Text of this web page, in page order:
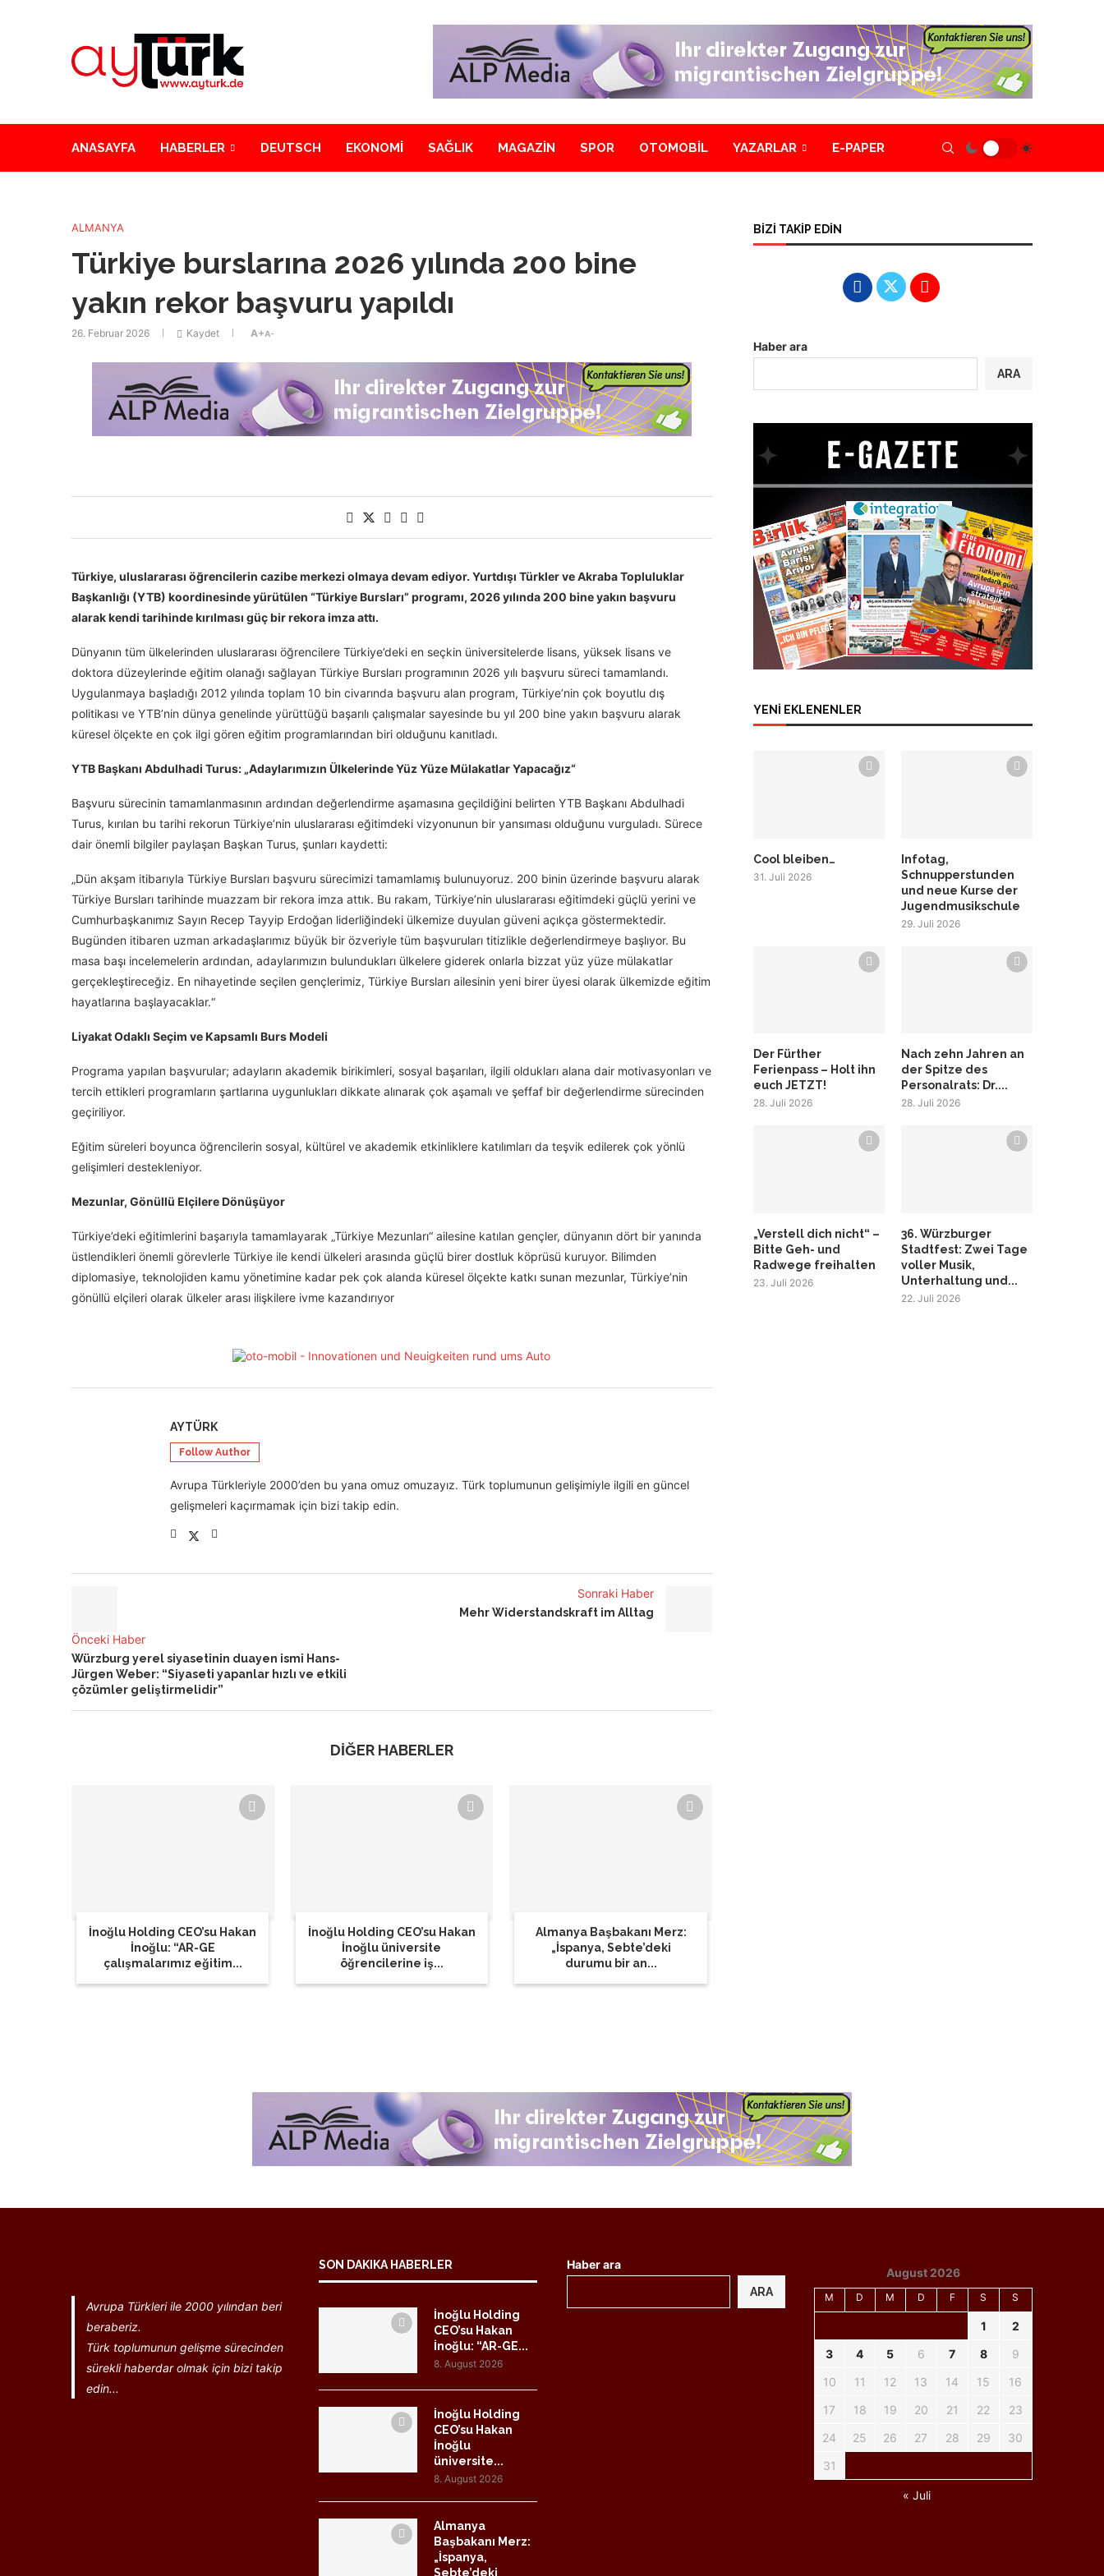
ANASAYFA HABERLER DEUTSCH EKONOMİ SAĞLIK MAGAZİN SPOR OTOMOBİL YAZARLAR E-PAPER
ALMANYA
Türkiye burslarına 2026 yılında 200 bine
yakın rekor başvuru yapıldı
26. Februar 2026 Kaydet A+A-
Türkiye, uluslararası öğrencilerin cazibe merkezi olmaya devam ediyor. Yurtdışı Türkler ve Akraba Topluluklar
Başkanlığı (YTB) koordinesinde yürütülen “Türkiye Bursları” programı, 2026 yılında 200 bine yakın başvuru
alarak kendi tarihinde kırılması güç bir rekora imza attı.
Dünyanın tüm ülkelerinden uluslararası öğrencilere Türkiye’deki en seçkin üniversitelerde lisans, yüksek lisans ve
doktora düzeylerinde eğitim olanağı sağlayan Türkiye Bursları programının 2026 yılı başvuru süreci tamamlandı.
Uygulanmaya başladığı 2012 yılında toplam 10 bin civarında başvuru alan program, Türkiye’nin çok boyutlu dış
politikası ve YTB’nin dünya genelinde yürüttüğü başarılı çalışmalar sayesinde bu yıl 200 bine yakın başvuru alarak
küresel ölçekte en çok ilgi gören eğitim programlarından biri olduğunu kanıtladı.
YTB Başkanı Abdulhadi Turus: „Adaylarımızın Ülkelerinde Yüz Yüze Mülakatlar Yapacağız“
Başvuru sürecinin tamamlanmasının ardından değerlendirme aşamasına geçildiğini belirten YTB Başkanı Abdulhadi
Turus, kırılan bu tarihi rekorun Türkiye’nin uluslararası eğitimdeki vizyonunun bir yansıması olduğunu vurguladı. Sürece
dair önemli bilgiler paylaşan Başkan Turus, şunları kaydetti:
„Dün akşam itibarıyla Türkiye Bursları başvuru sürecimizi tamamlamış bulunuyoruz. 200 binin üzerinde başvuru alarak
Türkiye Bursları tarihinde muazzam bir rekora imza attık. Bu rakam, Türkiye’nin uluslararası eğitimdeki güçlü yerini ve
Cumhurbaşkanımız Sayın Recep Tayyip Erdoğan liderliğindeki ülkemize duyulan güveni açıkça göstermektedir.
Bugünden itibaren uzman arkadaşlarımız büyük bir özveriyle tüm başvuruları titizlikle değerlendirmeye başlıyor. Bu
masa başı incelemelerin ardından, adaylarımızın bulundukları ülkelere giderek onlarla bizzat yüz yüze mülakatlar
gerçekleştireceğiz. En nihayetinde seçilen gençlerimiz, Türkiye Bursları ailesinin yeni birer üyesi olarak ülkemizde eğitim
hayatlarına başlayacaklar.“
Liyakat Odaklı Seçim ve Kapsamlı Burs Modeli
Programa yapılan başvurular; adayların akademik birikimleri, sosyal başarıları, ilgili oldukları alana dair motivasyonları ve
tercih ettikleri programların şartlarına uygunlukları dikkate alınarak çok aşamalı ve şeffaf bir değerlendirme sürecinden
geçiriliyor.
Eğitim süreleri boyunca öğrencilerin sosyal, kültürel ve akademik etkinliklere katılımları da teşvik edilerek çok yönlü
gelişimleri destekleniyor.
Mezunlar, Gönüllü Elçilere Dönüşüyor
Türkiye’deki eğitimlerini başarıyla tamamlayarak „Türkiye Mezunları“ ailesine katılan gençler, dünyanın dört bir yanında
üstlendikleri önemli görevlerle Türkiye ile kendi ülkeleri arasında güçlü birer dostluk köprüsü kuruyor. Bilimden
diplomasiye, teknolojiden kamu yönetimine kadar pek çok alanda küresel ölçekte katkı sunan mezunlar, Türkiye’nin
gönüllü elçileri olarak ülkeler arası ilişkilere ivme kazandırıyor
AYTÜRK
Follow Author
Avrupa Türkleriyle 2000’den bu yana omuz omuzayız. Türk toplumunun gelişimiyle ilgili en güncel
gelişmeleri kaçırmamak için bizi takip edin.
Önceki Haber
Würzburg yerel siyasetinin duayen ismi Hans-
Jürgen Weber: “Siyaseti yapanlar hızlı ve etkili
çözümler geliştirmelidir”
Sonraki Haber
Mehr Widerstandskraft im Alltag
DİĞER HABERLER
İnoğlu Holding CEO’su Hakan
İnoğlu: “AR-GE
çalışmalarımız eğitim...
İnoğlu Holding CEO’su Hakan
İnoğlu üniversite
öğrencilerine iş...
Almanya Başbakanı Merz:
„İspanya, Sebte’deki
durumu bir an...
BİZİ TAKİP EDİN
Haber ara
ARA
YENİ EKLENENLER
Cool bleiben…
31. Juli 2026
Infotag,
Schnupperstunden
und neue Kurse der
Jugendmusikschule
29. Juli 2026
Der Fürther
Ferienpass – Holt ihn
euch JETZT!
28. Juli 2026
Nach zehn Jahren an
der Spitze des
Personalrats: Dr....
28. Juli 2026
„Verstell dich nicht“ –
Bitte Geh- und
Radwege freihalten
23. Juli 2026
36. Würzburger
Stadtfest: Zwei Tage
voller Musik,
Unterhaltung und...
22. Juli 2026
Avrupa Türkleri ile 2000 yılından beri
beraberiz.
Türk toplumunun gelişme sürecinden
sürekli haberdar olmak için bizi takip
edin...
SON DAKIKA HABERLER
İnoğlu Holding
CEO’su Hakan
İnoğlu: “AR-GE...
8. August 2026
İnoğlu Holding
CEO’su Hakan
İnoğlu
üniversite...
8. August 2026
Almanya
Başbakanı Merz:
„İspanya,
Sebte’deki
Haber ara
ARA
August 2026
M D M D F S S
1
2
3
4 5 6 7 8
9
10
11 12 13 14 15
16
17
18 19 20 21 22
23
24
25 26 27 28 29
30
31
« Juli